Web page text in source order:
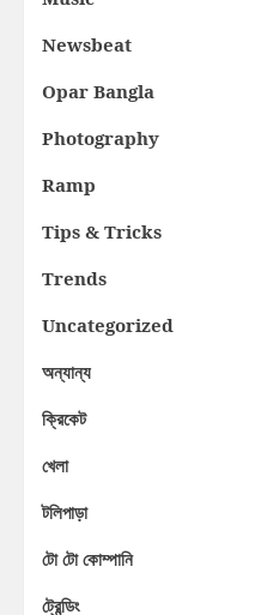
Newsbeat
Opar Bangla
Photography
Ramp
Tips & Tricks
Trends
Uncategorized
অন্যান্য
ক্রিকেট
খেলা
টলিপাড়া
টো টো কোম্পানি
ট্রেন্ডিং